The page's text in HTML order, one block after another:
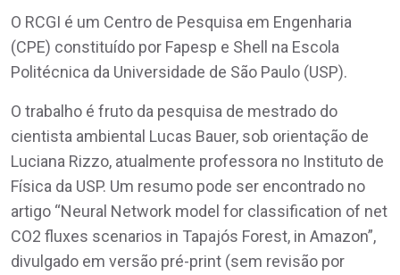
O RCGI é um Centro de Pesquisa em Engenharia
(CPE) constituído por Fapesp e Shell na Escola
Politécnica da Universidade de São Paulo (USP).
O trabalho é fruto da pesquisa de mestrado do
cientista ambiental Lucas Bauer, sob orientação de
Luciana Rizzo, atualmente professora no Instituto de
Física da USP. Um resumo pode ser encontrado no
artigo “Neural Network model for classification of net
CO2 fluxes scenarios in Tapajós Forest, in Amazon”,
divulgado em versão pré-print (sem revisão por